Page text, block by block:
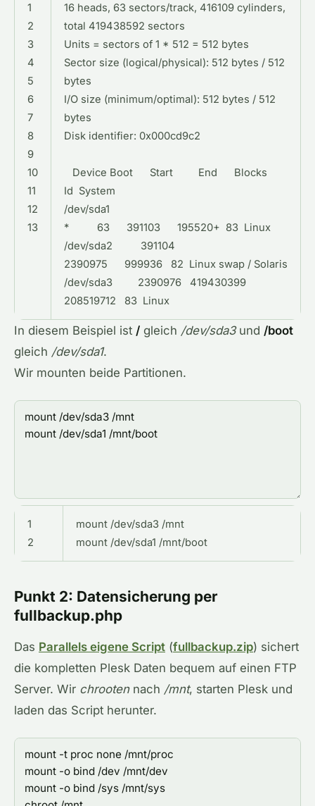
1
2
3
4
5
6
7
8
9
10
11
12
13
16 heads, 63 sectors/track, 416109 cylinders,
total 419438592 sectors
Units = sectors of 1 * 512 = 512 bytes
Sector size (logical/physical): 512 bytes / 512
bytes
I/O size (minimum/optimal): 512 bytes / 512
bytes
Disk identifier: 0x000cd9c2
Device Boot Start End
Blocks
Id System
/dev/sda1
*
63 391103 195520+ 83 Linux
/dev/sda2
391104
2390975
999936 82 Linux swap / Solaris
/dev/sda3 2390976
419430399
208519712
83 Linux
In diesem Beispiel ist / gleich /dev/sda3und /boot
gleich /dev/sda1.
Wir mounten beide Partitionen.
1
2
mount /dev/sda3 /mnt
mount /dev/sda1 /mnt/boot
Punkt 2: Datensicherung per
fullbackup.php
Das Parallels eigene Script (fullbackup.zip) sichert
die kompletten Plesk Daten bequem auf einen FTP
Server. Wir chrootennach /mnt, starten Plesk und
laden das Script herunter.